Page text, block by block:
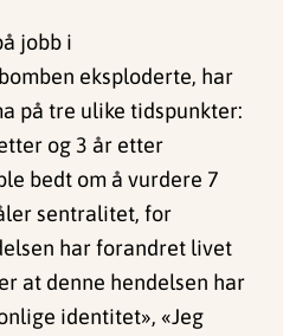
jobb i
eksploderte, har
på tre ulike tidspunkter:
og 3 år etter
bedt om å vurdere 7
sentralitet, for
har forandret livet
at denne hendelsen har
identitet», «Jeg